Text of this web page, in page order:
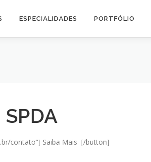
ESPECIALIDADES PORTFÓLIO
contato”] Saiba Mais [/button]